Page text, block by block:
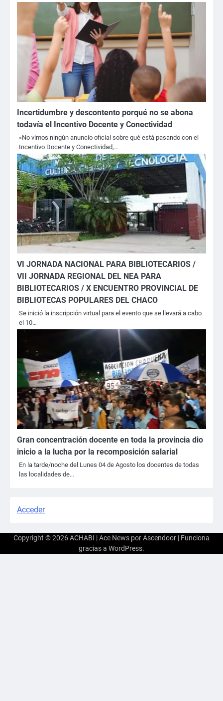
Incertidumbre y descontento porqué no se abona
todavía el Incentivo Docente y Conectividad
«No vimos ningún anuncio oficial sobre qué está pasando con el
Incentivo Docente y Conectividad,…
VI JORNADA NACIONAL PARA BIBLIOTECARIOS /
VII JORNADA REGIONAL DEL NEA PARA
BIBLIOTECARIOS / X ENCUENTRO PROVINCIAL DE
BIBLIOTECAS POPULARES DEL CHACO
Se inició la inscripción virtual para el evento que se llevará a cabo
el 10…
Gran concentración docente en toda la provincia dio
inicio a la lucha por la recomposición salarial
En la tarde/noche del Lunes 04 de Agosto los docentes de todas
las localidades de…
Acceder
Copyright © 2026ACHABI | Ace News porAscendoor | Funciona
gracias a WordPress.